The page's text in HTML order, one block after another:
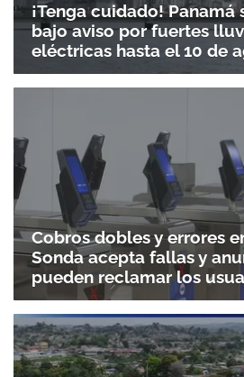
¡Tenga cuidado! Panamá
bajo aviso por fuertes
eléctricas hasta el 10 de
Cobros dobles y errores
Sonda acepta fallas y
pueden reclamar los